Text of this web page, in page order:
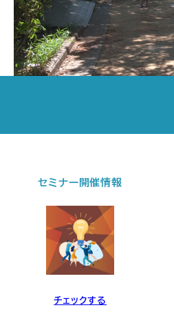
セミナー開催情報
チェックする